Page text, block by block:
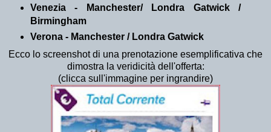
Venezia - Manchester/ Londra Gatwick /
Birmingham
Verona - Manchester / Londra Gatwick
Ecco lo screenshot di una prenotazione esemplificativa che
dimostra la veridicità dell'offerta:
(clicca sull'immagine per ingrandire)